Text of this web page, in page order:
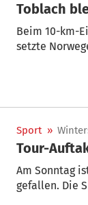
Toblach
Beim 10-km-
setzte
Sport »
Tour-
Am Sonntag
gefallen. Die